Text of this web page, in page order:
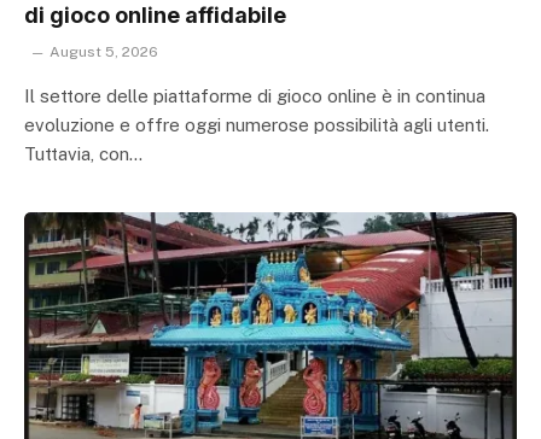
di gioco online affidabile
August 5, 2026
Il settore delle piattaforme di gioco online è in continua
evoluzione e offre oggi numerose possibilità agli utenti.
Tuttavia, con…